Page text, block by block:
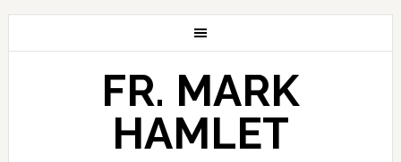
FR. MARK
HAMLET